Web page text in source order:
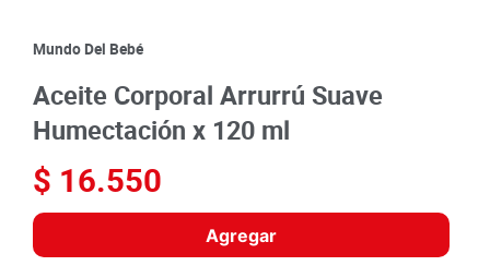
9.
queso
10. papa
Mundo Del Bebé
Aceite Corporal Arrurrú Suave
Humectación x 120 ml
$ 16.550
Agregar